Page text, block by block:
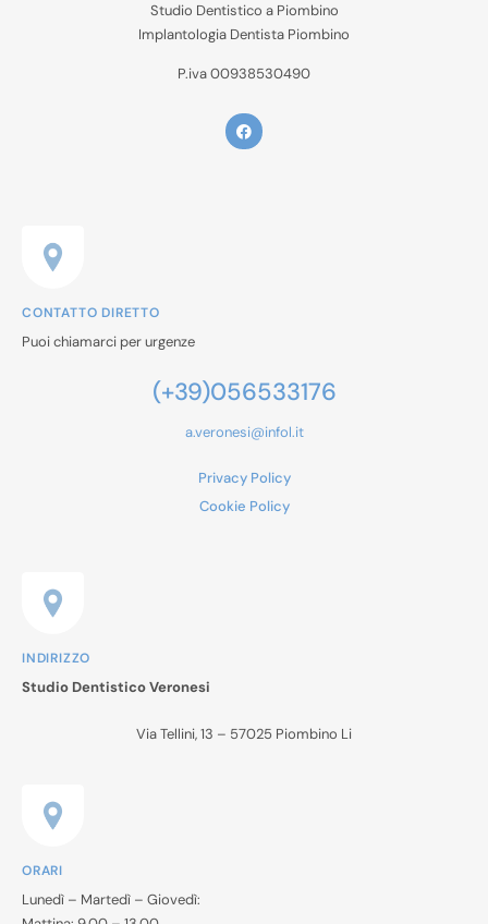
Studio Dentistico a Piombino
Implantologia Dentista Piombino
P.iva 00938530490
CONTATTO DIRETTO
Puoi chiamarci per urgenze
(+39)056533176
a.veronesi@infol.it
Privacy Policy
Cookie Policy
INDIRIZZO
Studio Dentistico Veronesi
Via Tellini, 13 – 57025 Piombino Li
ORARI
Lunedì – Martedì – Giovedì: